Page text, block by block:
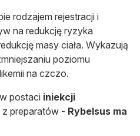
rodzajem rejestracji i
na redukcję ryzyka
masy ciała. Wykazują
poziomu
na czczo.
postaci iniekcji
preparatów - Rybelsus ma